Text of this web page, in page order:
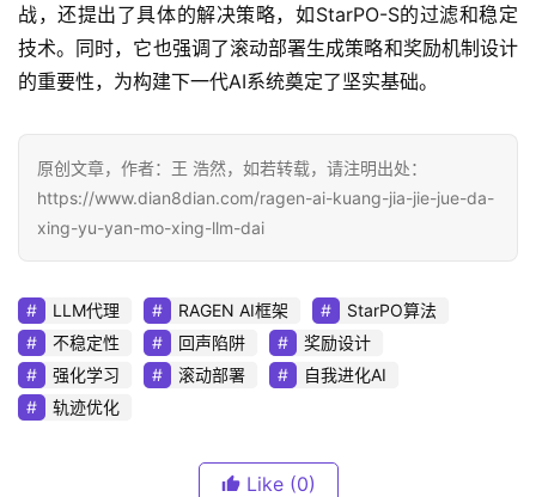
战，还提出了具体的解决策略，如StarPO-S的过滤和稳定
技术。同时，它也强调了滚动部署生成策略和奖励机制设计
的重要性，为构建下一代AI系统奠定了坚实基础。
原创文章，作者：王 浩然，如若转载，请注明出处：
https://www.dian8dian.com/ragen-ai-kuang-jia-jie-jue-da-
xing-yu-yan-mo-xing-llm-dai
LLM代理 RAGEN AI框架
StarPO算法
不稳定性
回声陷阱
奖励设计
强化学习
滚动部署
自我进化AI
轨迹优化
Like (0)